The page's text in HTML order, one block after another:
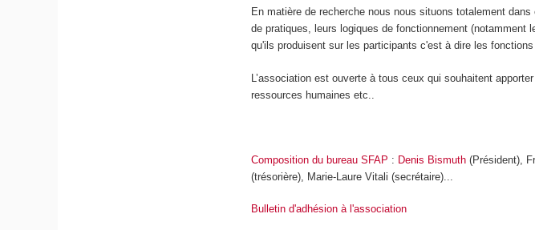
En matière de recherche nous nous situons totalement dans
de pratiques, leurs logiques de fonctionnement
qu'ils produisent sur les participants c'est à dire les
L’association est ouverte à tous ceux qui souhaitent
ressources humaines etc..
Composition du bureau SFAP : Denis Bismuth (Président),
(trésorière), Marie-Laure Vitali (secrétaire)...
Bulletin d'adhésion à l'association